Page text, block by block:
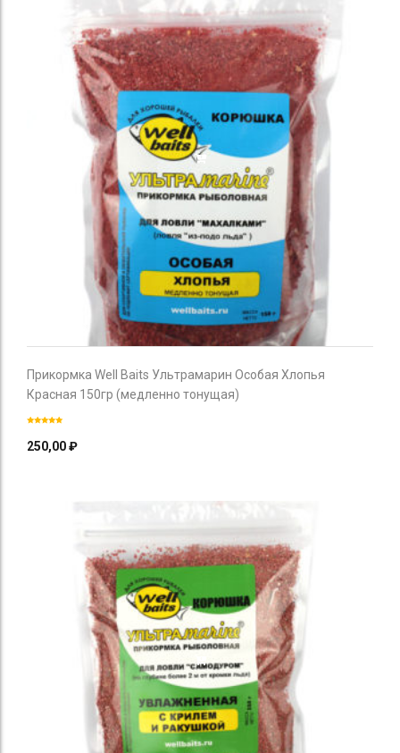
Прикормка Well Baits Ультрамарин Особая Хлопья
Красная 150гр (медленно тонущая)
250,00₽